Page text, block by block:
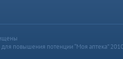
повышения потенции “Моя аптека”